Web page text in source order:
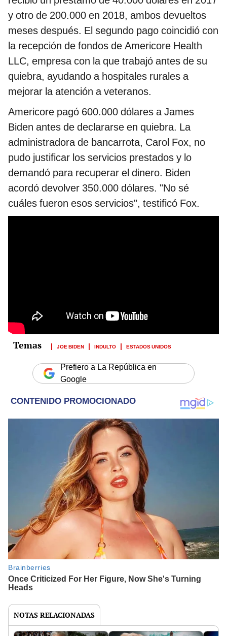
y otro de 200.000 en 2018, ambos devueltos
meses después. El segundo pago coincidió con
la recepción de fondos de Americore Health
LLC, empresa con la que trabajó antes de su
quiebra, ayudando a hospitales rurales a
mejorar la atención a veteranos.
Americore pagó 600.000 dólares a James
Biden antes de declararse en quiebra. La
administradora de bancarrota, Carol Fox, no
pudo justificar los servicios prestados y lo
demandó para recuperar el dinero. Biden
acordó devolver 350.000 dólares. "No sé
cuáles fueron esos servicios", testificó Fox.
JOE BIDEN INDULTO ESTADOS UNIDOS
Prefiero a La República en
Google
NOTAS RELACIONADAS